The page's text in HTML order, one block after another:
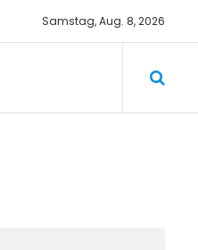
Samstag, Aug. 8, 2026